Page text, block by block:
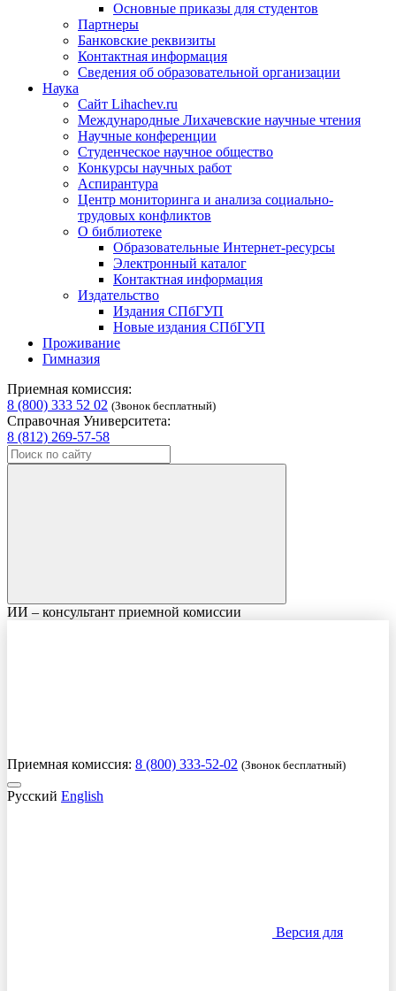
Основные приказы для студентов
Партнеры
Банковские реквизиты
Контактная информация
Сведения об образовательной организации
Наука
Сайт Lihachev.ru
Международные Лихачевские научные чтения
Научные конференции
Студенческое научное общество
Конкурсы научных работ
Аспирантура
Центр мониторинга и анализа социально-
трудовых конфликтов
О библиотеке
Образовательные Интернет-ресурсы
Электронный каталог
Контактная информация
Издательство
Издания СПбГУП
Новые издания СПбГУП
Проживание
Гимназия
Приемная комиссия:
8 (800) 333 52 02 (Звонок бесплатный)
Справочная Университета:
8 (812) 269-57-58
ИИ – консультант приемной комиссии
Приемная комиссия: 8 (800) 333-52-02 (Звонок бесплатный)
Русский English
Версия для